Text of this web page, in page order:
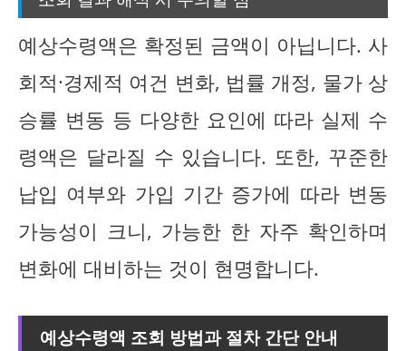
예상수령액은 확정된 금액이 아닙니다. 사
회적·경제적 여건 변화, 법률 개정, 물가 상
승률 변동 등 다양한 요인에 따라 실제 수
령액은 달라질 수 있습니다. 또한, 꾸준한
납입 여부와 가입 기간 증가에 따라 변동
가능성이 크니, 가능한 한 자주 확인하며
변화에 대비하는 것이 현명합니다.
예상수령액 조회 방법과 절차 간단 안내